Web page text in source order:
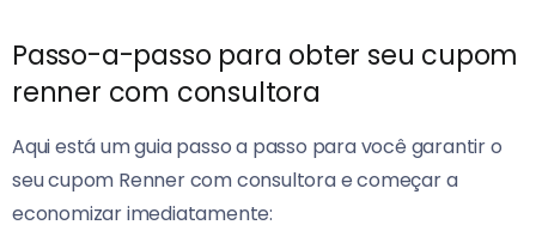
Passo-a-passo para obter seu cupom
renner com consultora
Aqui está um guia passo a passo para você garantir o
seu cupom Renner com consultora e começar a
economizar imediatamente: